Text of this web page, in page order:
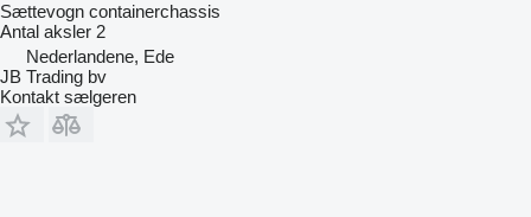
Sættevogn containerchassis
Antal aksler 2
Nederlandene, Ede
JB Trading bv
Kontakt sælgeren